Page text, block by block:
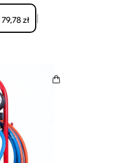
79,78zł |